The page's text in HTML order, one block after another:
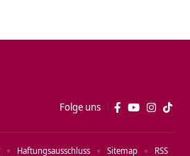
Folge uns
Haftungsausschluss Sitemap RSS